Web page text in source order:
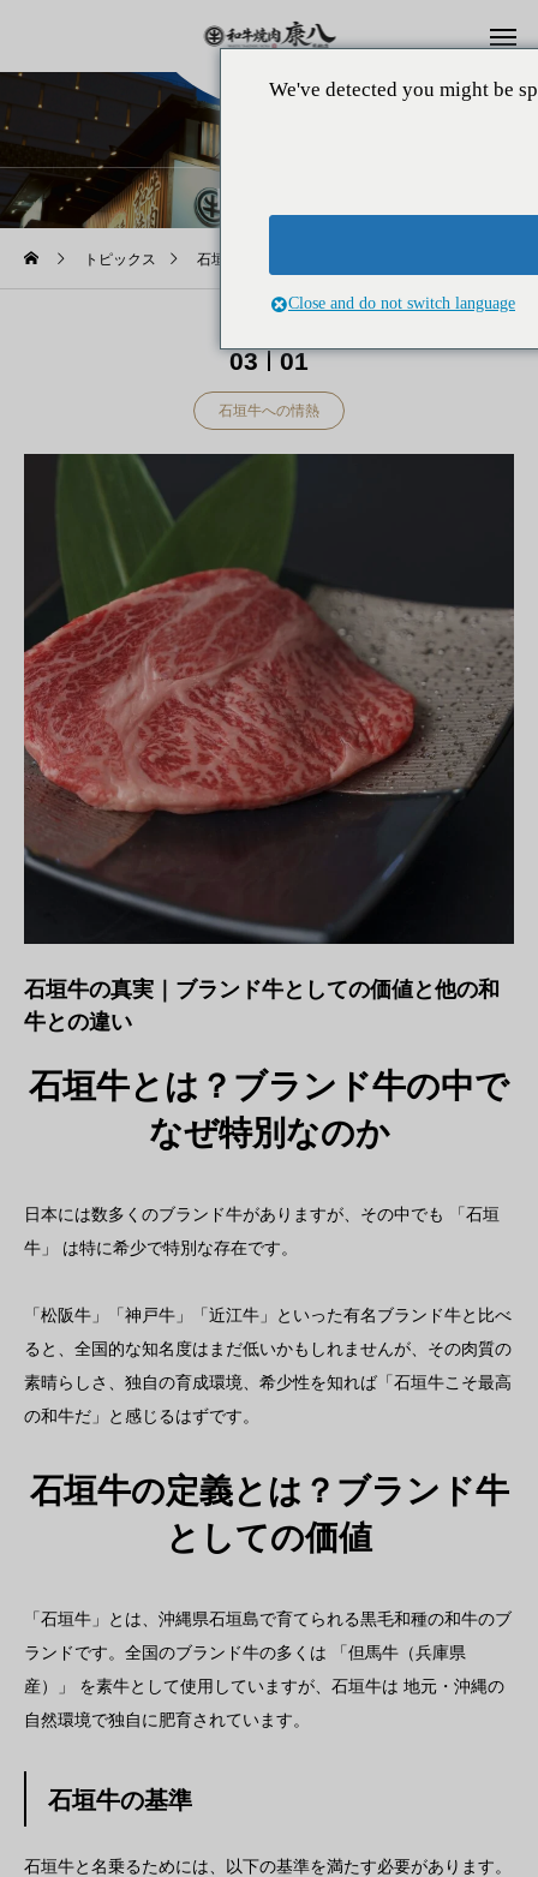
トピックス
トピックス 石垣牛への情熱
03 01
石垣牛への情熱
石垣牛の真実｜ブランド牛としての価値と他の和
牛との違い
石垣牛とは？ブランド牛の中で
なぜ特別なのか
日本には数多くのブランド牛がありますが、その中でも 「石垣
牛」 は特に希少で特別な存在です。
「松阪牛」「神戸牛」「近江牛」といった有名ブランド牛と比べ
ると、全国的な知名度はまだ低いかもしれませんが、その肉質の
素晴らしさ、独自の育成環境、希少性を知れば「石垣牛こそ最高
の和牛だ」と感じるはずです。
石垣牛の定義とは？ブランド牛
としての価値
「石垣牛」とは、沖縄県石垣島で育てられる黒毛和種の和牛のブ
ランドです。全国のブランド牛の多くは 「但馬牛（兵庫県
産）」 を素牛として使用していますが、石垣牛は 地元・沖縄の
自然環境で独自に肥育されています。
石垣牛の基準
石垣牛と名乗るためには、以下の基準を満たす必要があります。
We've detected you might be
Close and do not switch language